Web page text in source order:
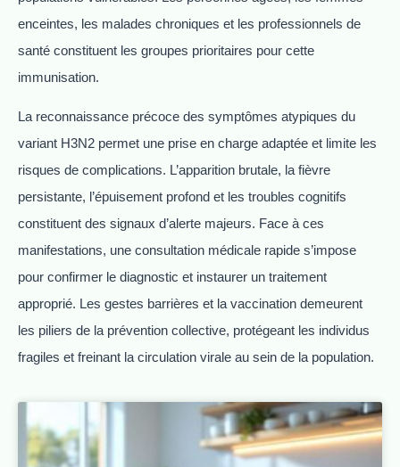
enceintes, les malades chroniques et les professionnels de
santé constituent les groupes prioritaires pour cette
immunisation.
La reconnaissance précoce des symptômes atypiques du
variant H3N2 permet une prise en charge adaptée et limite les
risques de complications. L’apparition brutale, la fièvre
persistante, l’épuisement profond et les troubles cognitifs
constituent des signaux d’alerte majeurs. Face à ces
manifestations, une consultation médicale rapide s’impose
pour confirmer le diagnostic et instaurer un traitement
approprié. Les gestes barrières et la vaccination demeurent
les piliers de la prévention collective, protégeant les individus
fragiles et freinant la circulation virale au sein de la population.